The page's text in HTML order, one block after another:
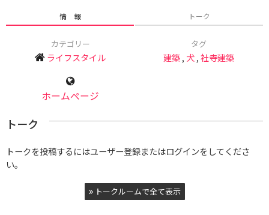
情 報 トーク
カテゴリー
ライフスタイル
タグ
建築, 犬,社寺建築
ホームページ
トーク
トークを投稿するにはユーザー登録またはログインをしてくださ
い。
トークルームで全て表示